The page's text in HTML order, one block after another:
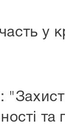
у
та